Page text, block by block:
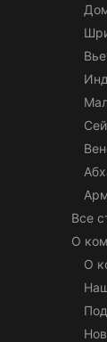
Все
О
О